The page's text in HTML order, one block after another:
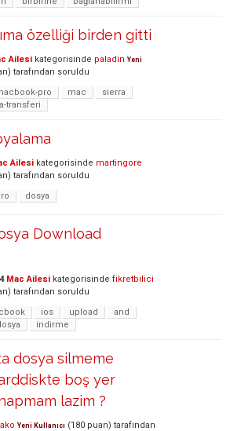
özelliği birden gitti
Ailesi kategorisinde paladin Yeni
tarafından soruldu
pro mac
sierra
transferi
Ailesi kategorisinde martingore
tarafından soruldu
dosya
Download
Mac Ailesi kategorisinde fikretbilici
tarafından soruldu
ios upload
and
indirme
dosya silmeme
boş yer
lazim ?
Yeni Kullanıcı (180 puan) tarafından